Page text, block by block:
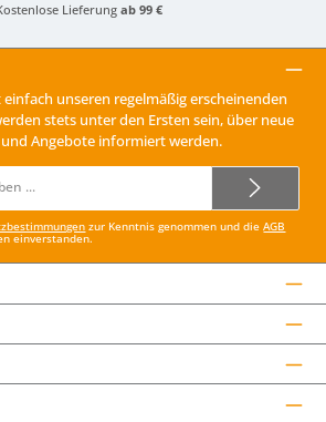
Lieferung ab 99 €
unseren regelmäßig erscheinenden
stets unter den Ersten sein, über neue
Angebote informiert werden.
Mail-
zur Kenntnis genommen und dieAGB
einverstanden.